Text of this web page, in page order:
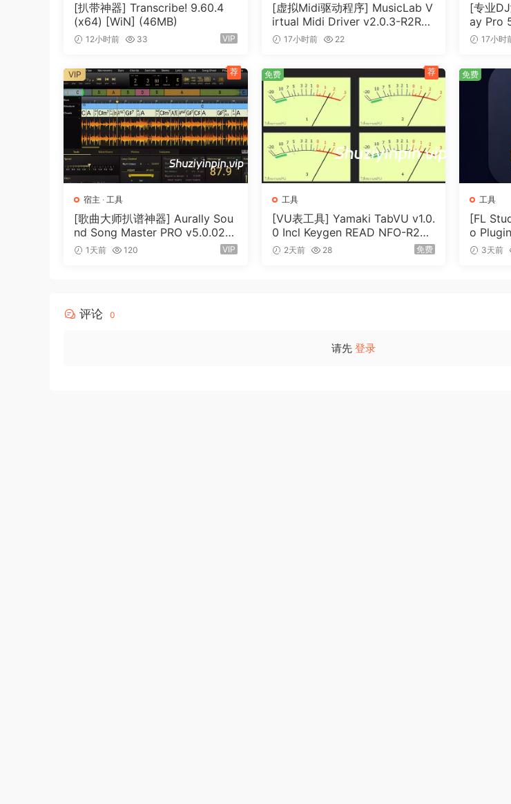
[扒带神器] Transcribe! 9.60.4
(x64) [WiN] (46MB)
12小时前 33 VIP
[虚拟Midi驱动程序] MusicLab V
irtual Midi Driver v2.0.3-R2R
[WiN]（0.5MB）
17小时前 22
[专业
ay Pro
（17小时
宿主 · 工具
[歌曲大师扒谱神器] Aurally Sou
nd Song Master PRO v5.0.02
[WiN]（355MB）
1天前 120 VIP
VIP 荐
工具
[VU表工具] Yamaki TabVU v1.0.
0 Incl Keygen READ NFO-R2R
[WiN]（4.7MB）
2天前 28 免费
免费 荐
工具
[FL
o
with3天前
免费
评论 0
请先 登录